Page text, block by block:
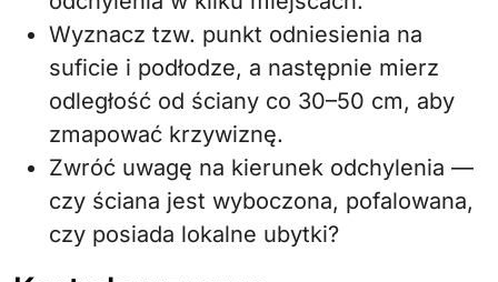
Wyznacz tzw. punkt odniesienia na
suficie i podłodze, a następnie mierz
odległość od ściany co 30–50 cm, aby
zmapować krzywiznę.
Zwróć uwagę na kierunek odchylenia —
czy ściana jest wyboczona, pofalowana,
czy posiada lokalne ubytki?